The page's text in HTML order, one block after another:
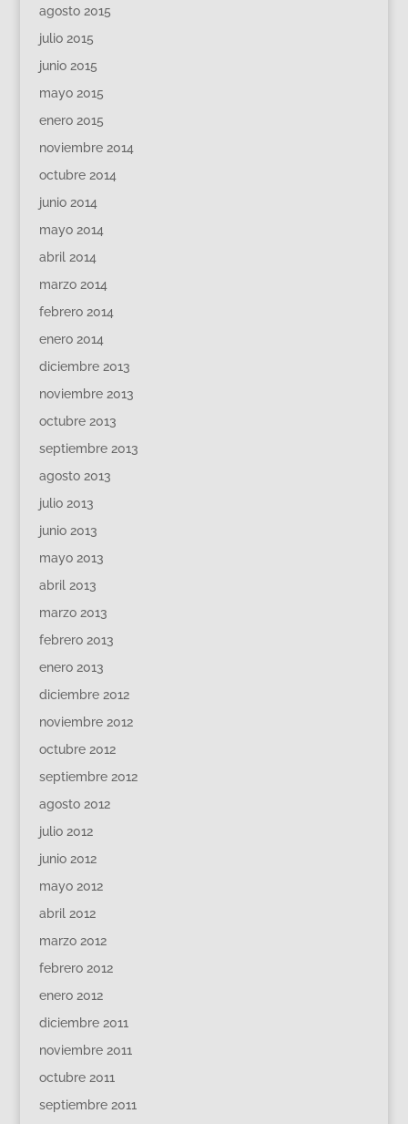
agosto 2015
julio 2015
junio 2015
mayo 2015
enero 2015
noviembre 2014
octubre 2014
junio 2014
mayo 2014
abril 2014
marzo 2014
febrero 2014
enero 2014
diciembre 2013
noviembre 2013
octubre 2013
septiembre 2013
agosto 2013
julio 2013
junio 2013
mayo 2013
abril 2013
marzo 2013
febrero 2013
enero 2013
diciembre 2012
noviembre 2012
octubre 2012
septiembre 2012
agosto 2012
julio 2012
junio 2012
mayo 2012
abril 2012
marzo 2012
febrero 2012
enero 2012
diciembre 2011
noviembre 2011
octubre 2011
septiembre 2011